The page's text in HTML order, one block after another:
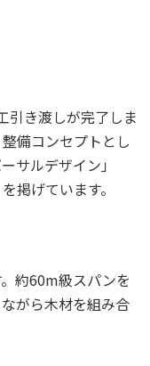
引き渡しが完了しま
備コンセプトとし
サルデザイン」
掲げています。
約60m級スパンを
がら木材を組み合